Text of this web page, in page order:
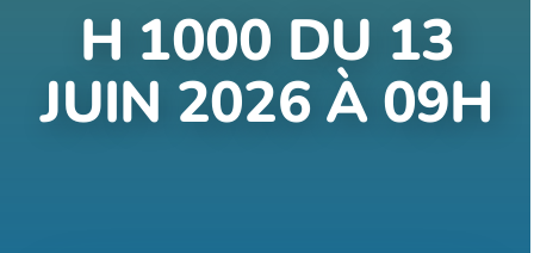
H 1000 DU 13
JUIN 2026 À 09H